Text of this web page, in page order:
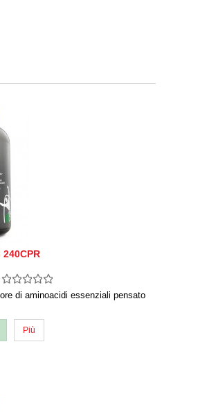
240CPR
di aminoacidi essenziali pensato
Più